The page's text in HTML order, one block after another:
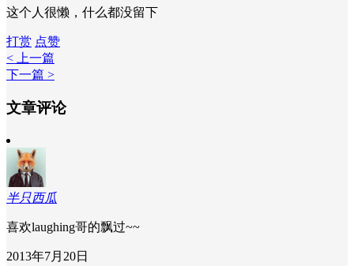
这个人很懒，什么都没留下
打赏 点赞
< 上一篇
下一篇 >
文章评论
半只西瓜
喜欢laughing哥的飘过~~
2013年7月20日